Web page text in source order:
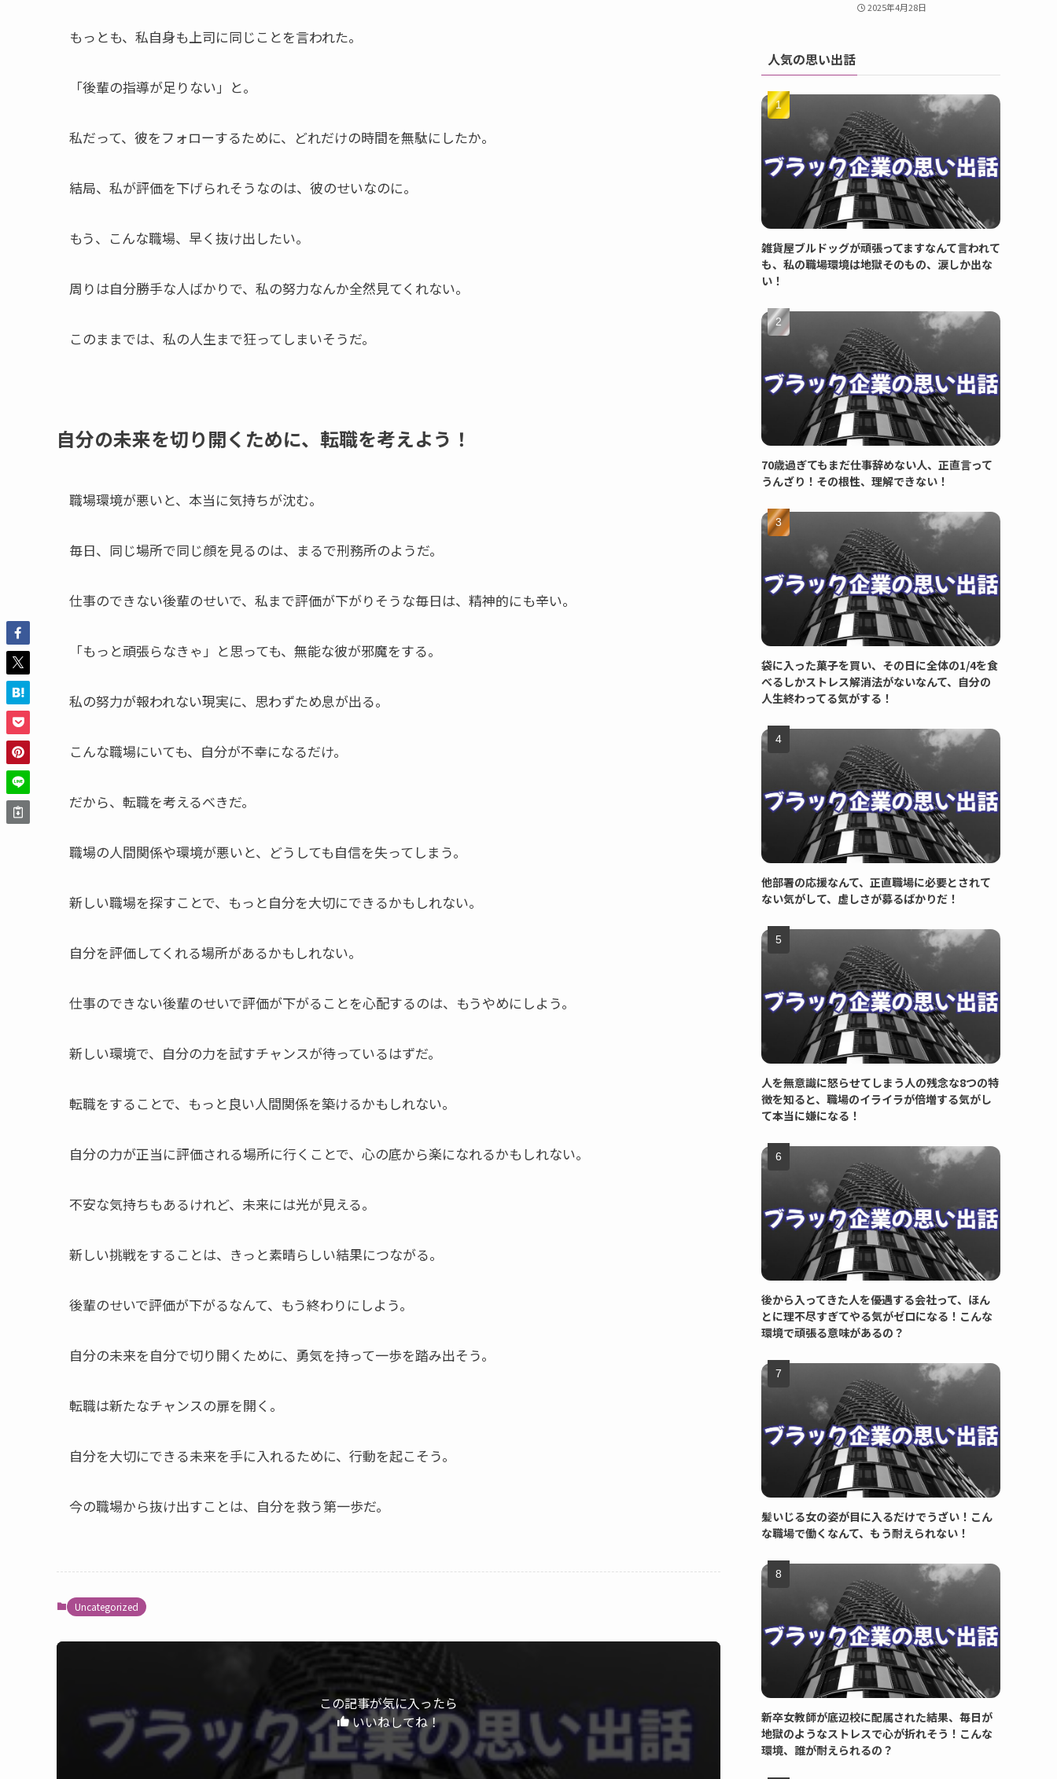
もっとも、私自身も上司に同じことを言われた。
「後輩の指導が足りない」と。
私だって、彼をフォローするために、どれだけの時間を無駄にしたか。
結局、私が評価を下げられそうなのは、彼のせいなのに。
もう、こんな職場、早く抜け出したい。
周りは自分勝手な人ばかりで、私の努力なんか全然見てくれない。
このままでは、私の人生まで狂ってしまいそうだ。
自分の未来を切り開くために、転職を考えよう！
職場環境が悪いと、本当に気持ちが沈む。
毎日、同じ場所で同じ顔を見るのは、まるで刑務所のようだ。
仕事のできない後輩のせいで、私まで評価が下がりそうな毎日は、精神的にも辛い。
「もっと頑張らなきゃ」と思っても、無能な彼が邪魔をする。
私の努力が報われない現実に、思わずため息が出る。
こんな職場にいても、自分が不幸になるだけ。
だから、転職を考えるべきだ。
職場の人間関係や環境が悪いと、どうしても自信を失ってしまう。
新しい職場を探すことで、もっと自分を大切にできるかもしれない。
自分を評価してくれる場所があるかもしれない。
仕事のできない後輩のせいで評価が下がることを心配するのは、もうやめにしよう。
新しい環境で、自分の力を試すチャンスが待っているはずだ。
転職をすることで、もっと良い人間関係を築けるかもしれない。
自分の力が正当に評価される場所に行くことで、心の底から楽になれるかもしれない。
不安な気持ちもあるけれど、未来には光が見える。
新しい挑戦をすることは、きっと素晴らしい結果につながる。
後輩のせいで評価が下がるなんて、もう終わりにしよう。
自分の未来を自分で切り開くために、勇気を持って一歩を踏み出そう。
転職は新たなチャンスの扉を開く。
自分を大切にできる未来を手に入れるために、行動を起こそう。
今の職場から抜け出すことは、自分を救う第一歩だ。
Uncategorized
この記事が気に入ったら
いいねしてね！
2025年4月28日
人気の思い出話
雑貨屋ブルドッグが頑張ってますなんて言われて
も、私の職場環境は地獄そのもの、涙しか出な
い！
70歳過ぎてもまだ仕事辞めない人、正直言って
うんざり！その根性、理解できない！
袋に入った菓子を買い、その日に全体の1/4を食
べるしかストレス解消法がないなんて、自分の
人生終わってる気がする！
他部署の応援なんて、正直職場に必要とされて
ない気がして、虚しさが募るばかりだ！
人を無意識に怒らせてしまう人の残念な8つの特
徴を知ると、職場のイライラが倍増する気がし
て本当に嫌になる！
後から入ってきた人を優遇する会社って、ほん
とに理不尽すぎてやる気がゼロになる！こんな
環境で頑張る意味があるの？
髪いじる女の姿が目に入るだけでうざい！こん
な職場で働くなんて、もう耐えられない！
新卒女教師が底辺校に配属された結果、毎日が
地獄のようなストレスで心が折れそう！こんな
環境、誰が耐えられるの？